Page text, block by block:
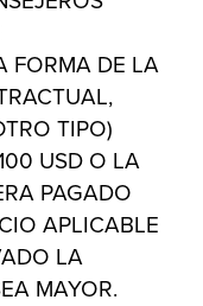
FORMA DE LA
TIPO)
USD O LA
PAGADO
APLICABLE
LA
MAYOR.